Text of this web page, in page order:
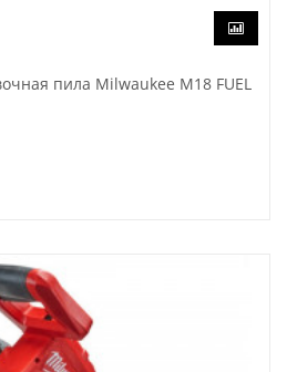
пила Milwaukee M18 FUEL